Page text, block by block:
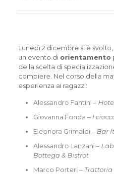
Lunedì 2 dicembre si è
un evento di orientamento
della scelta di
compiere. Nel corso della
esperienza ai ragazzi:
Alessandro Fantini –
Giovanna Fonda – I
Eleonora Grimaldi – Bar
Alessandro Lanzani –
Bottega & Bistrot
Marco Porteri – Trattoria